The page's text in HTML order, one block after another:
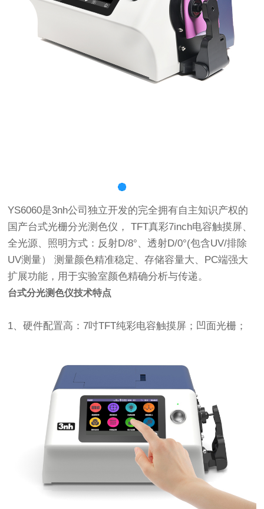
YS6060是3nh公司独立开发的完全拥有自主知识产权的
国产台式光栅分光测色仪， TFT真彩7inch电容触摸屏、
全光源、照明方式：反射D/8°、透射D/0°(包含UV/排除
UV测量） 测量颜色精准稳定、存储容量大、PC端强大
扩展功能，用于实验室颜色精确分析与传递。
台式分光测色仪技术特点
1、硬件配置高：7吋TFT纯彩电容触摸屏；凹面光栅；